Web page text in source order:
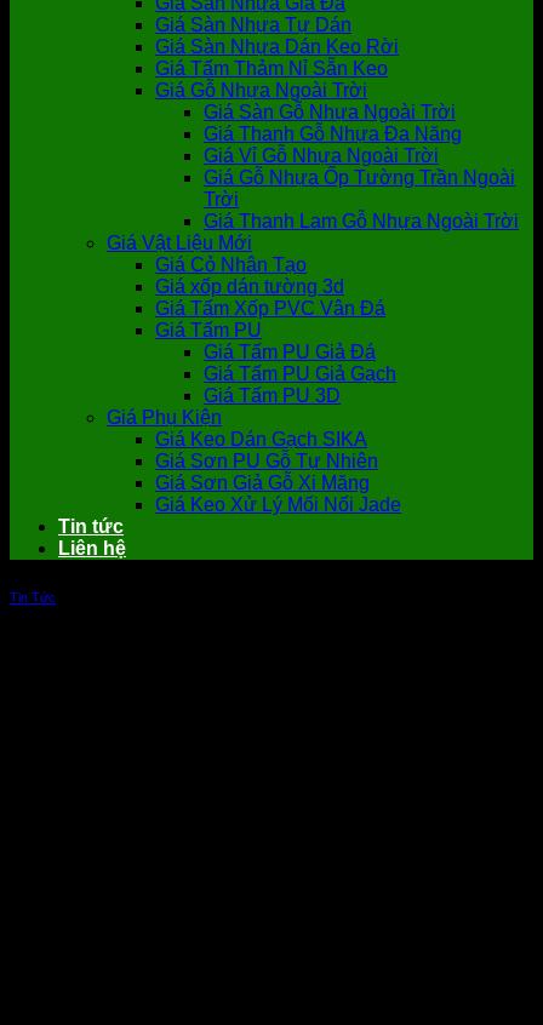
Giá Sàn Nhựa Tự Dán
Giá Sàn Nhựa Dán Keo Rời
Giá Tấm Thảm Nỉ Sẵn Keo
Giá Gỗ Nhựa Ngoài Trời
Giá Sàn Gỗ Nhựa Ngoài Trời
Giá Thanh Gỗ Nhựa Đa Năng
Giá Vỉ Gỗ Nhựa Ngoài Trời
Giá Gỗ Nhựa Ốp Tường Trần Ngoài
Trời
Giá Thanh Lam Gỗ Nhựa Ngoài Trời
Giá Vật Liệu Mới
Giá Cỏ Nhân Tạo
Giá xốp dán tường 3d
Giá Tấm Xốp PVC Vân Đá
Giá Tấm PU
Giá Tấm PU Giả Đá
Giá Tấm PU Giả Gạch
Giá Tấm PU 3D
Giá Phụ Kiện
Giá Keo Dán Gạch SIKA
Giá Sơn PU Gỗ Tự Nhiên
Giá Sơn Giả Gỗ Xi Măng
Giá Keo Xử Lý Mối Nối Jade
Tin tức
Liên hệ
Tin Tức